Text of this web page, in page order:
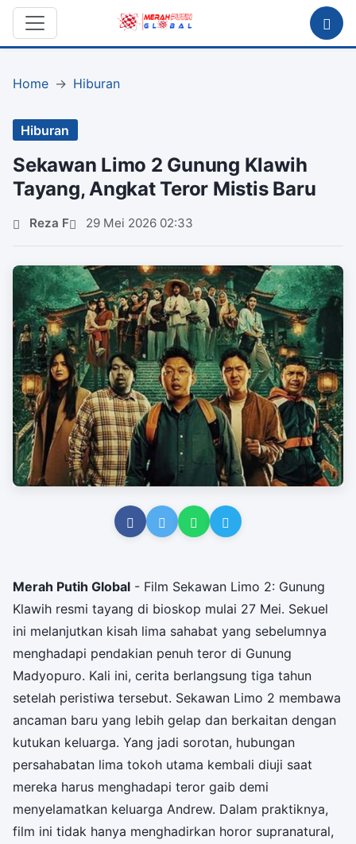
Home Hiburan
Hiburan
Sekawan Limo 2 Gunung Klawih
Tayang, Angkat Teror Mistis Baru
Reza F 29 Mei 2026 02:33
Merah Putih Global - Film Sekawan Limo 2: Gunung
Klawih resmi tayang di bioskop mulai 27 Mei. Sekuel
ini melanjutkan kisah lima sahabat yang sebelumnya
menghadapi pendakian penuh teror di Gunung
Madyopuro. Kali ini, cerita berlangsung tiga tahun
setelah peristiwa tersebut. Sekawan Limo 2 membawa
ancaman baru yang lebih gelap dan berkaitan dengan
kutukan keluarga. Yang jadi sorotan, hubungan
persahabatan lima tokoh utama kembali diuji saat
mereka harus menghadapi teror gaib demi
menyelamatkan keluarga Andrew. Dalam praktiknya,
film ini tidak hanya menghadirkan horor supranatural,